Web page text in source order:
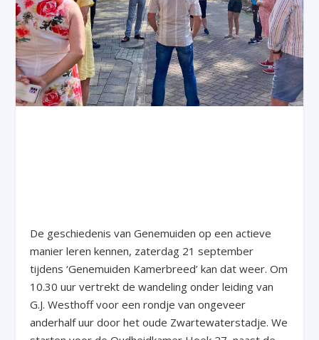
De geschiedenis van Genemuiden op een actieve
manier leren kennen, zaterdag 21 september
tijdens ‘Genemuiden Kamerbreed’ kan dat weer. Om
10.30 uur vertrekt de wandeling onder leiding van
G.J. Westhoff voor een rondje van ongeveer
anderhalf uur door het oude Zwartewaterstadje. We